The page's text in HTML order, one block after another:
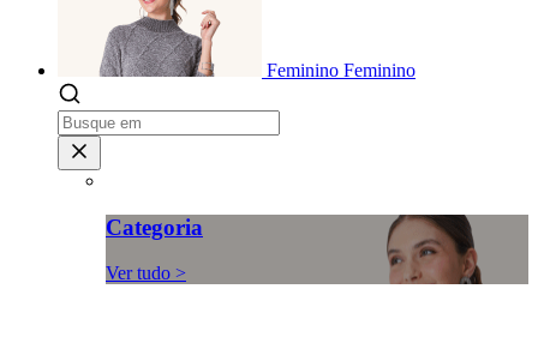
Feminino Feminino
Categoria
Ver tudo >